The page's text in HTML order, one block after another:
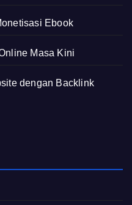
Ebook
Masa Kini
dengan Backlink